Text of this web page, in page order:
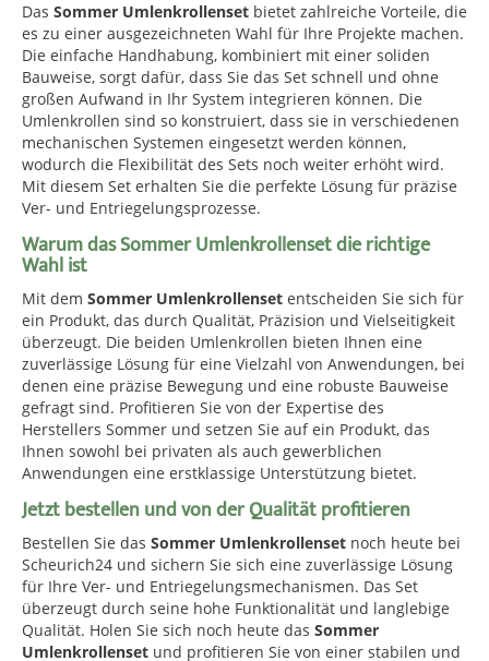
Das Sommer Umlenkrollenset bietet zahlreiche Vorteile, die
es zu einer ausgezeichneten Wahl für Ihre Projekte machen.
Die einfache Handhabung, kombiniert mit einer soliden
Bauweise, sorgt dafür, dass Sie das Set schnell und ohne
großen Aufwand in Ihr System integrieren können. Die
Umlenkrollen sind so konstruiert, dass sie in verschiedenen
mechanischen Systemen eingesetzt werden können,
wodurch die Flexibilität des Sets noch weiter erhöht wird.
Mit diesem Set erhalten Sie die perfekte Lösung für präzise
Ver- und Entriegelungsprozesse.
Warum das Sommer Umlenkrollenset die richtige
Wahl ist
Mit dem Sommer Umlenkrollenset entscheiden Sie sich für
ein Produkt, das durch Qualität, Präzision und Vielseitigkeit
überzeugt. Die beiden Umlenkrollen bieten Ihnen eine
zuverlässige Lösung für eine Vielzahl von Anwendungen, bei
denen eine präzise Bewegung und eine robuste Bauweise
gefragt sind. Profitieren Sie von der Expertise des
Herstellers Sommer und setzen Sie auf ein Produkt, das
Ihnen sowohl bei privaten als auch gewerblichen
Anwendungen eine erstklassige Unterstützung bietet.
Jetzt bestellen und von der Qualität profitieren
Bestellen Sie das Sommer Umlenkrollenset noch heute bei
Scheurich24 und sichern Sie sich eine zuverlässige Lösung
für Ihre Ver- und Entriegelungsmechanismen. Das Set
überzeugt durch seine hohe Funktionalität und langlebige
Qualität. Holen Sie sich noch heute das Sommer
Umlenkrollenset und profitieren Sie von einer stabilen und